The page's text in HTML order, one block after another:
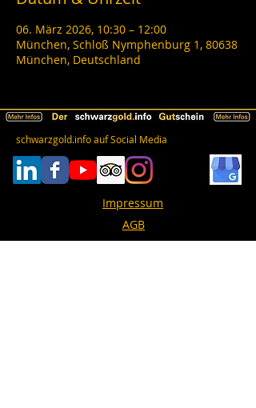
06. März 2026, 10:30 – 12:00
München, Schloß Nymphenburg 1, 80638
München, Deutschland
schwarzgold.info auf Social Media
Impressum
AGB
Datenschutz